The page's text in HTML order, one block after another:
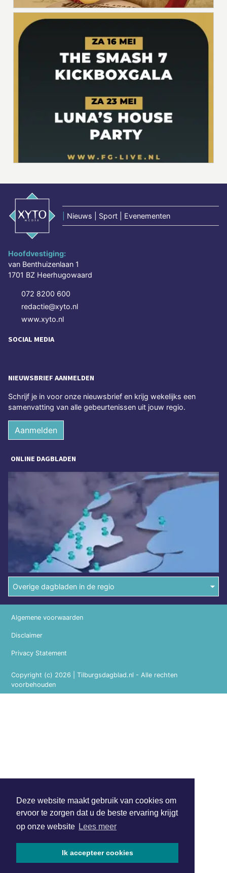
Deze website maakt gebruik van cookies om
ervoor te zorgen dat u de beste ervaring krijgt
op onze website Lees meer
Ik accepteer cookies
Nieuws | Sport | Evenementen
Hoofdvestiging:
van Benthuizenlaan 1
1701 BZ Heerhugowaard
072 8200 600
redactie@xyto.nl
www.xyto.nl
SOCIAL MEDIA
NIEUWSBRIEF AANMELDEN
Schrijf je in voor onze nieuwsbrief en krijg wekelijks een
samenvatting van alle gebeurtenissen uit jouw regio.
Aanmelden
ONLINE DAGBLADEN
Overige dagbladen in de regio
Copyright (c) 2026 | Tilburgsdagblad.nl - Alle rechten
voorbehouden
Algemene voorwaarden
Disclaimer
Privacy Statement